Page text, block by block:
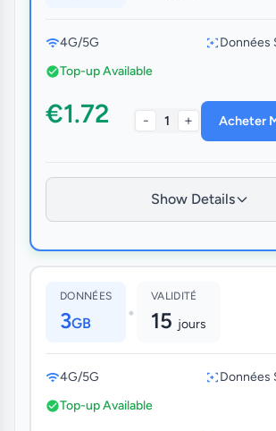
4G/5G
Données
Top-up Available
€1.72 - 1 + Acheter
Show Details
DONNÉES
3GB •
VALIDITÉ
15 jours
4G/5G
Données
Top-up Available